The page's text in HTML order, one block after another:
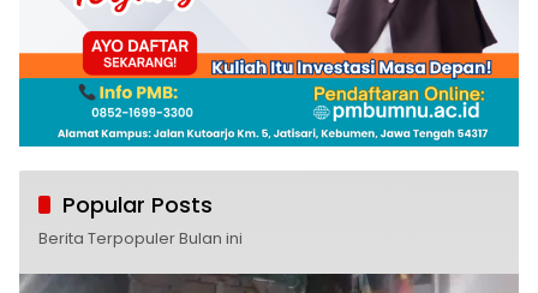
Popular Posts
Berita Terpopuler Bulan ini